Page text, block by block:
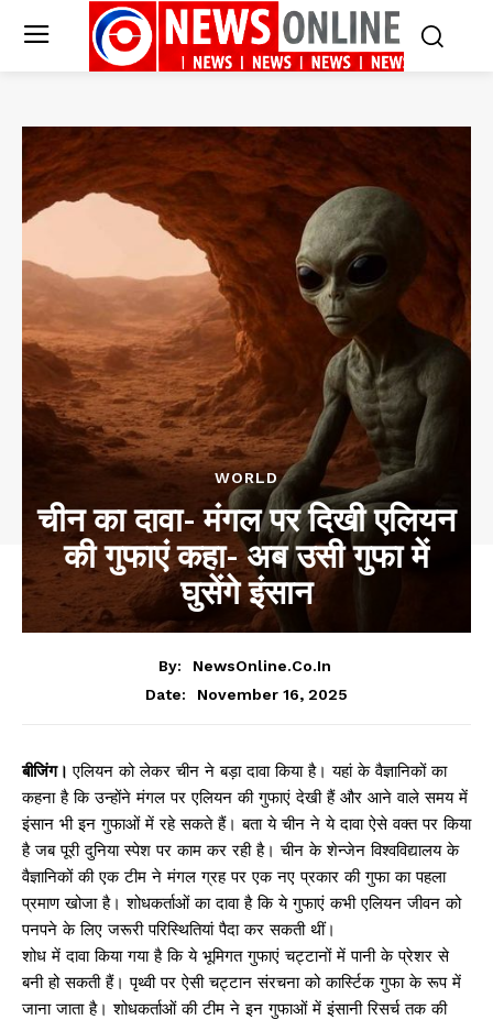
WORLD
चीन का दावा- मंगल पर दिखी एलियन
की गुफाएं कहा- अब उसी गुफा में
घुसेंगे इंसान
By:
NewsOnline.co.in
Date:
November 16, 2025
बीजिंग।एलियन को लेकर चीन ने बड़ा दावा किया है। यहां के वैज्ञानिकों का
कहना है कि उन्होंने मंगल पर एलियन की गुफाएं देखी हैं और आने वाले समय में
इंसान भी इन गुफाओं में रहे सकते हैं। बता ये चीन ने ये दावा ऐसे वक्त पर किया
है जब पूरी दुनिया स्पेश पर काम कर रही है। चीन के शेन्जेन विश्वविद्यालय के
वैज्ञानिकों की एक टीम ने मंगल ग्रह पर एक नए प्रकार की गुफा का पहला
प्रमाण खोजा है। शोधकर्ताओं का दावा है कि ये गुफाएं कभी एलियन जीवन को
पनपने के लिए जरूरी परिस्थितियां पैदा कर सकती थीं।
शोध में दावा किया गया है कि ये भूमिगत गुफाएं चट्टानों में पानी के प्रेशर से
बनी हो सकती हैं। पृथ्वी पर ऐसी चट्टान संरचना को कार्स्टिक गुफा के रूप में
जाना जाता है। शोधकर्ताओं की टीम ने इन गुफाओं में इंसानी रिसर्च तक की